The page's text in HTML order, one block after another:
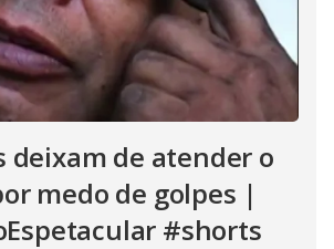
deixam de atender o
medo de golpes |
#shorts